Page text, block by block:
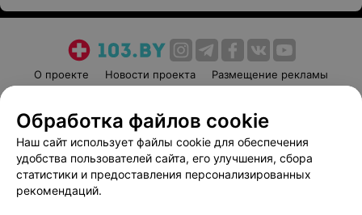
О проекте Новости проекта
Размещение рекламы
Пользовательское соглашение
Способы оплаты
Вакансии
Партнеры
Написать руководителю 103.by
Обработка файлов cookie
Наш сайт использует файлы cookie для обеспечения
удобства пользователей сайта, его улучшения, сбора
статистики и предоставления персонализированных
рекомендаций.